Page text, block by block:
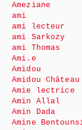
Ameziane
ami
ami lecteur
ami Sarkozy
ami Thomas
Ami.e
Amidou
Amidou Château
Amie lectrice
Amin Allal
Amin Dada
Amine